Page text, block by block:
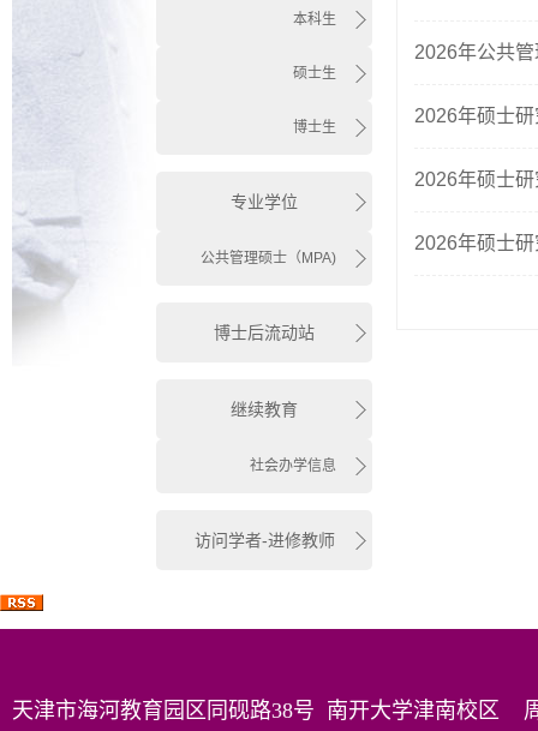
本科生
硕士生
博士生
专业学位
公共管理硕士（MPA)
博士后流动站
继续教育
社会办学信息
访问学者-进修教师
2026年公共
2026年硕士
2026年硕士
2026年硕士
天津市海河教育园区同砚路38号 南开大学津南校区